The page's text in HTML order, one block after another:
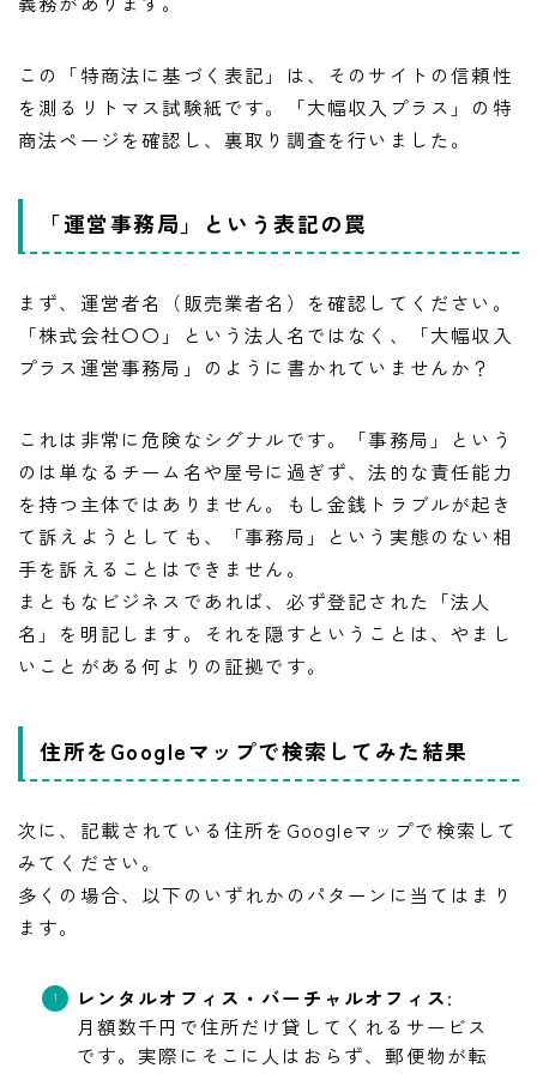
この「特商法に基づく表記」は、そのサイトの信頼性
を測るリトマス試験紙です。「大幅収入プラス」の特
商法ページを確認し、裏取り調査を行いました。
「運営事務局」という表記の罠
まず、運営者名（販売業者名）を確認してください。
「株式会社〇〇」という法人名ではなく、「大幅収入
プラス運営事務局」のように書かれていませんか？
これは非常に危険なシグナルです。「事務局」という
のは単なるチーム名や屋号に過ぎず、法的な責任能力
を持つ主体ではありません。もし金銭トラブルが起き
て訴えようとしても、「事務局」という実態のない相
手を訴えることはできません。
まともなビジネスであれば、必ず登記された「法人
名」を明記します。それを隠すということは、やまし
いことがある何よりの証拠です。
住所をGoogleマップで検索してみた結果
次に、記載されている住所をGoogleマップで検索して
みてください。
多くの場合、以下のいずれかのパターンに当てはまり
ます。
レンタルオフィス・バーチャルオフィス:
月額数千円で住所だけ貸してくれるサービス
です。実際にそこに人はおらず、郵便物が転